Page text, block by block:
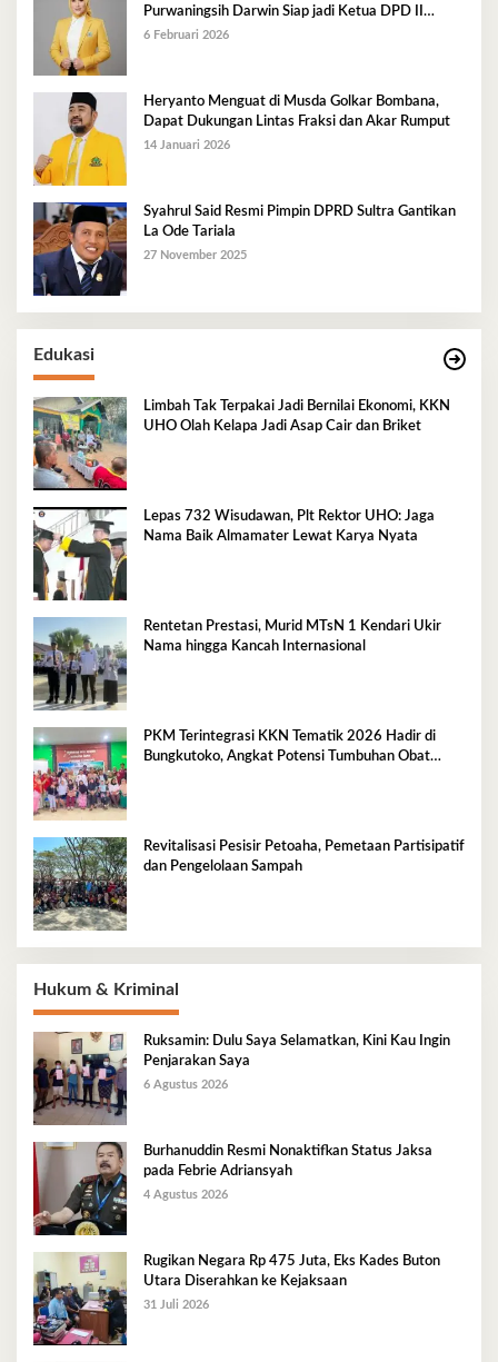
Purwaningsih Darwin Siap jadi Ketua DPD II
Golkar Mubar
6 Februari 2026
Heryanto Menguat di Musda Golkar Bombana,
Dapat Dukungan Lintas Fraksi dan Akar Rumput
14 Januari 2026
Syahrul Said Resmi Pimpin DPRD Sultra Gantikan
La Ode Tariala
27 November 2025
Edukasi
Limbah Tak Terpakai Jadi Bernilai Ekonomi, KKN
UHO Olah Kelapa Jadi Asap Cair dan Briket
Lepas 732 Wisudawan, Plt Rektor UHO: Jaga
Nama Baik Almamater Lewat Karya Nyata
Rentetan Prestasi, Murid MTsN 1 Kendari Ukir
Nama hingga Kancah Internasional
PKM Terintegrasi KKN Tematik 2026 Hadir di
Bungkutoko, Angkat Potensi Tumbuhan Obat
Revitalisasi Pesisir Petoaha, Pemetaan Partisipatif
dan Pengelolaan Sampah
Hukum & Kriminal
Ruksamin: Dulu Saya Selamatkan, Kini Kau Ingin
Penjarakan Saya
6 Agustus 2026
Burhanuddin Resmi Nonaktifkan Status Jaksa
pada Febrie Adriansyah
4 Agustus 2026
Rugikan Negara Rp 475 Juta, Eks Kades Buton
Utara Diserahkan ke Kejaksaan
31 Juli 2026